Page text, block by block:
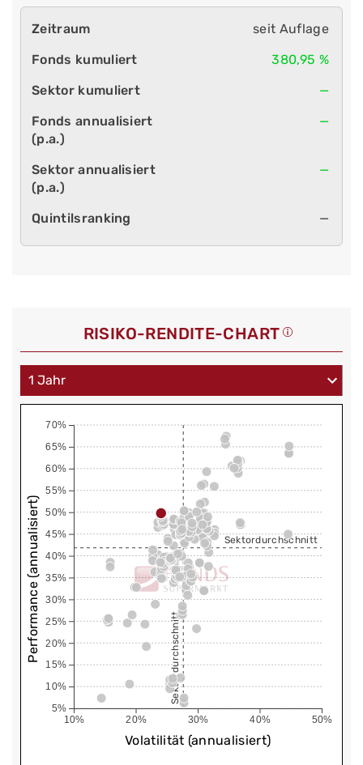
seit Auflage
380,95 %
—
—
—
—
RISIKO-RENDITE-CHART
10% 20% 30% 40% 50%
5%
10%
15%
20%
25%
30%
35%
40%
45%
50%
55%
60%
65%
70%
Sektordurchschnitt
Sektordurchschnitt
Volatilität (annualisiert)
Performance (annualisiert)